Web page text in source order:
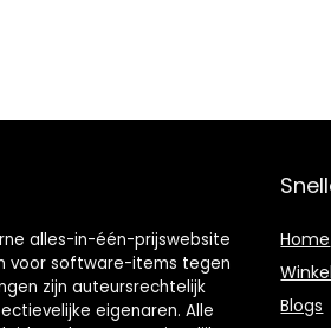
alles-in-één-prijswebsite
voor software-items tegen
zijn auteursrechtelijk
eigenaren. Alle
Home
Winkel
Blogs